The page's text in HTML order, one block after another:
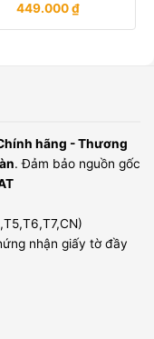
449.000₫
hãng - Thương
. Đảm bảo nguồn gốc
nhận giấy tờ đầy